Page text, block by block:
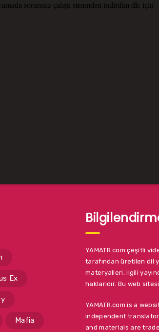
Ex
Mafia
YAMATR.com çeşitli
tarafından üretilen dil
materyalleri, ilgili
haklarıdır. Bu web
YAMATR.com is a
independent
and materials are